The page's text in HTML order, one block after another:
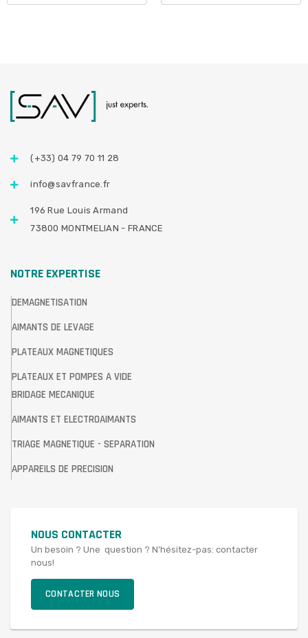
(+33) 04 79 70 11 28
info@savfrance.fr
196 Rue Louis Armand
73800 MONTMELIAN - FRANCE
NOTRE EXPERTISE
DEMAGNETISATION
AIMANTS DE LEVAGE
PLATEAUX MAGNETIQUES
PLATEAUX ET POMPES A VIDE
BRIDAGE MECANIQUE
AIMANTS ET ELECTROAIMANTS
TRIAGE MAGNETIQUE - SEPARATION
APPAREILS DE PRECISION
NOUS CONTACTER
Un besoin ? Une question ? N’hésitez-pas: contacter
nous!
CONTACTER NOUS